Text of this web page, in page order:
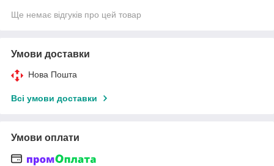
Ще немає відгуків про цей товар
Умови доставки
Нова Пошта
Всі умови доставки
Умови оплати